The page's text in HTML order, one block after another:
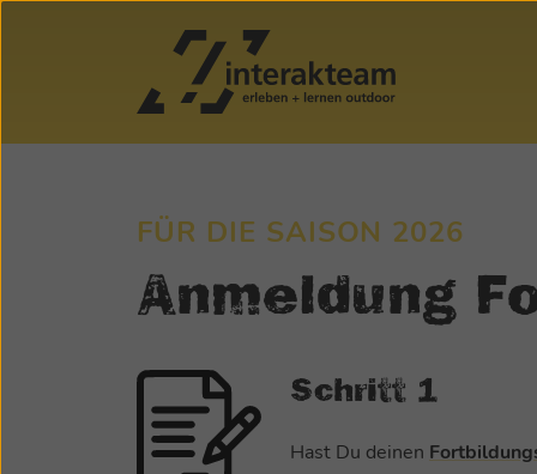
FÜR DIE SAISON 2026
Anmeldung
Schritt 1
Hast Du deinen